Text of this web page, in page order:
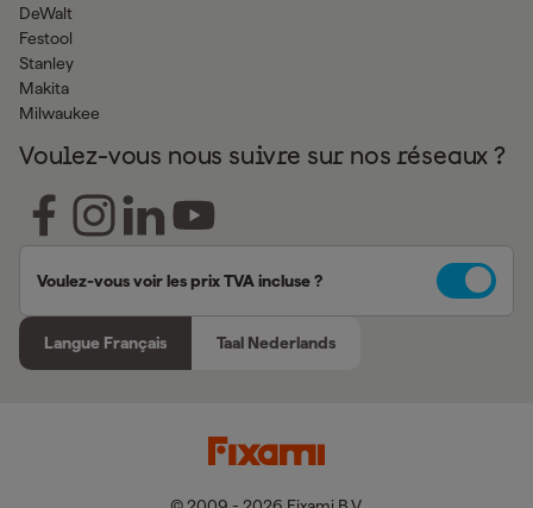
DeWalt
Festool
Stanley
Makita
Milwaukee
Voulez-vous nous suivre sur nos réseaux ?
Voulez-vous voir les prix TVA incluse ?
Langue Français Taal Nederlands